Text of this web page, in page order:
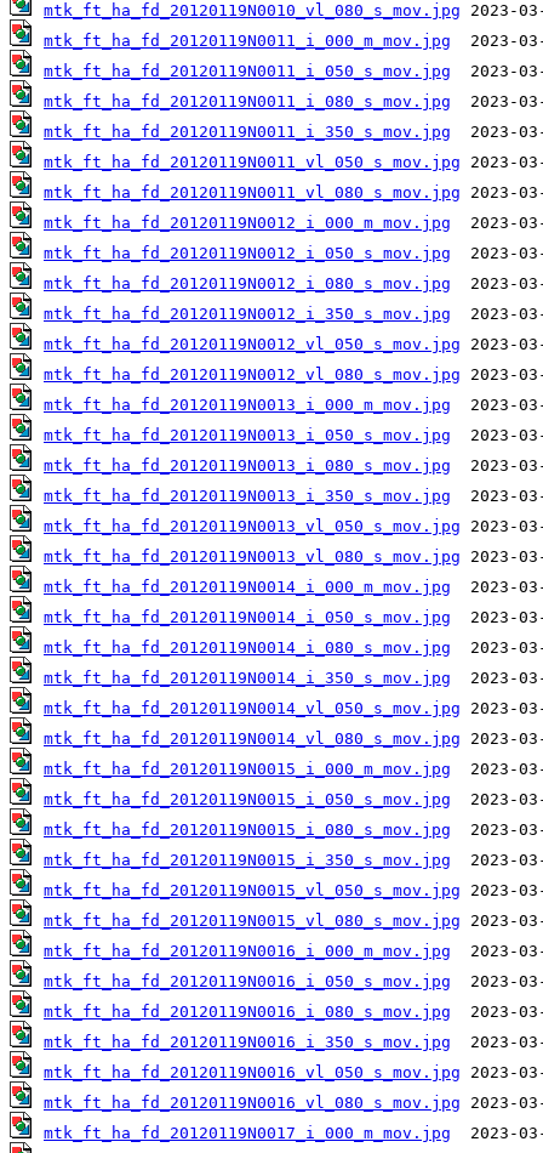
mtk_ft_ha_fd_20120119N0010_vl_080_s_mov.jpg
mtk_ft_ha_fd_20120119N0011_i_000_m_mov.jpg
mtk_ft_ha_fd_20120119N0011_i_050_s_mov.jpg
mtk_ft_ha_fd_20120119N0011_i_080_s_mov.jpg
mtk_ft_ha_fd_20120119N0011_i_350_s_mov.jpg
mtk_ft_ha_fd_20120119N0011_vl_050_s_mov.jpg
mtk_ft_ha_fd_20120119N0011_vl_080_s_mov.jpg
mtk_ft_ha_fd_20120119N0012_i_000_m_mov.jpg
mtk_ft_ha_fd_20120119N0012_i_050_s_mov.jpg
mtk_ft_ha_fd_20120119N0012_i_080_s_mov.jpg
mtk_ft_ha_fd_20120119N0012_i_350_s_mov.jpg
mtk_ft_ha_fd_20120119N0012_vl_050_s_mov.jpg
mtk_ft_ha_fd_20120119N0012_vl_080_s_mov.jpg
mtk_ft_ha_fd_20120119N0013_i_000_m_mov.jpg
mtk_ft_ha_fd_20120119N0013_i_050_s_mov.jpg
mtk_ft_ha_fd_20120119N0013_i_080_s_mov.jpg
mtk_ft_ha_fd_20120119N0013_i_350_s_mov.jpg
mtk_ft_ha_fd_20120119N0013_vl_050_s_mov.jpg
mtk_ft_ha_fd_20120119N0013_vl_080_s_mov.jpg
mtk_ft_ha_fd_20120119N0014_i_000_m_mov.jpg
mtk_ft_ha_fd_20120119N0014_i_050_s_mov.jpg
mtk_ft_ha_fd_20120119N0014_i_080_s_mov.jpg
mtk_ft_ha_fd_20120119N0014_i_350_s_mov.jpg
mtk_ft_ha_fd_20120119N0014_vl_050_s_mov.jpg
mtk_ft_ha_fd_20120119N0014_vl_080_s_mov.jpg
mtk_ft_ha_fd_20120119N0015_i_000_m_mov.jpg
mtk_ft_ha_fd_20120119N0015_i_050_s_mov.jpg
mtk_ft_ha_fd_20120119N0015_i_080_s_mov.jpg
mtk_ft_ha_fd_20120119N0015_i_350_s_mov.jpg
mtk_ft_ha_fd_20120119N0015_vl_050_s_mov.jpg
mtk_ft_ha_fd_20120119N0015_vl_080_s_mov.jpg
mtk_ft_ha_fd_20120119N0016_i_000_m_mov.jpg
mtk_ft_ha_fd_20120119N0016_i_050_s_mov.jpg
mtk_ft_ha_fd_20120119N0016_i_080_s_mov.jpg
mtk_ft_ha_fd_20120119N0016_i_350_s_mov.jpg
mtk_ft_ha_fd_20120119N0016_vl_050_s_mov.jpg
mtk_ft_ha_fd_20120119N0016_vl_080_s_mov.jpg
mtk_ft_ha_fd_20120119N0017_i_000_m_mov.jpg